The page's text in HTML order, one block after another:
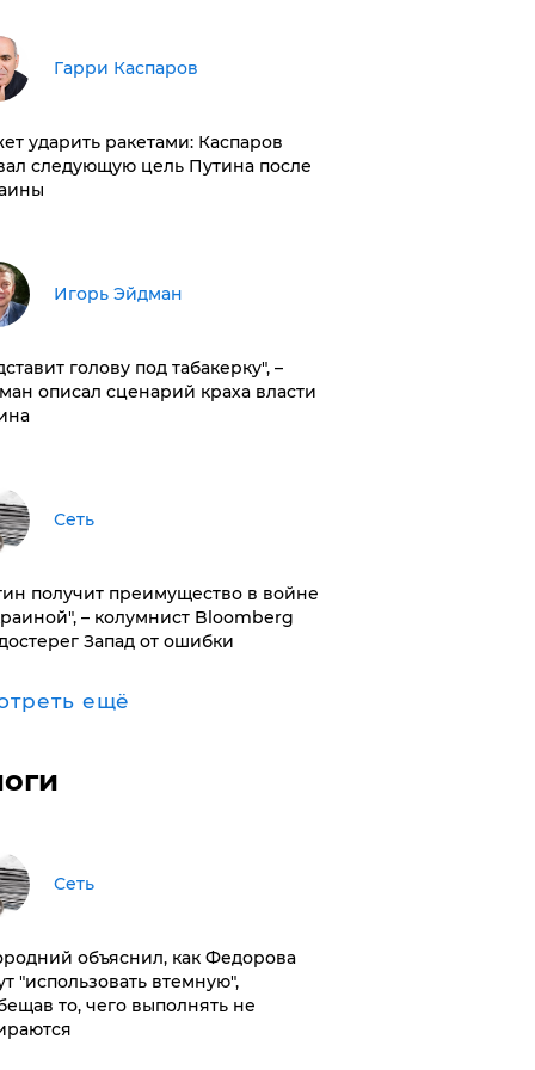
Гарри Каспаров
ударить ракетами: Каспаров
следующую цель Путина после
Игорь Эйдман
голову под табакерку", –
описал сценарий краха власти
Сеть
получит преимущество в войне
– колумнист Bloomberg
Запад от ошибки
ещё
Сеть
объяснил, как Федорова
"использовать втемную",
то, чего выполнять не